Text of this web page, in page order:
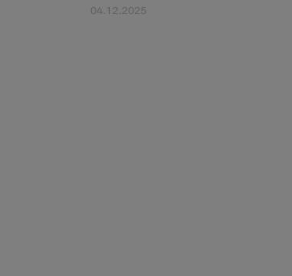
04.12.2025